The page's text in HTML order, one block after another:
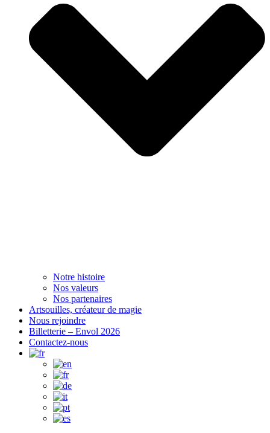
Notre histoire
Nos valeurs
Nos partenaires
Artsouilles, créateur de magie
Nous rejoindre
Billetterie – Envol 2026
Contactez-nous